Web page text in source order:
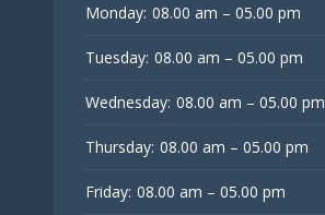
Monday: 08.00 am – 05.00 pm
Tuesday: 08.00 am – 05.00 pm
Wednesday: 08.00 am – 05.00 pm
Thursday: 08.00 am – 05.00 pm
Friday: 08.00 am – 05.00 pm